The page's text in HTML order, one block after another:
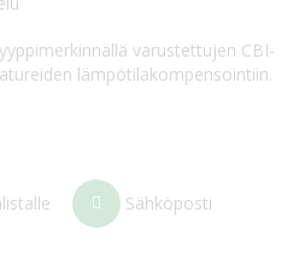
varustettujen CBI-
lämpötilakompensointiin.
Sähköposti